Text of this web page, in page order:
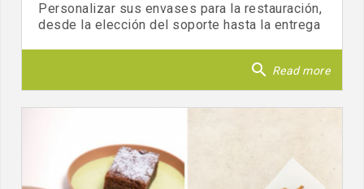
Personalizar sus envases para la restauración,
desde la elección del soporte hasta la entrega
search Read more